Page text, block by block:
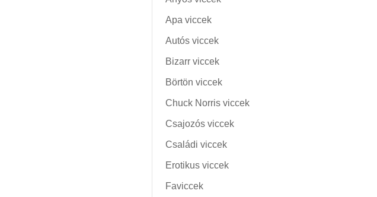
Apa viccek
Autós viccek
Bizarr viccek
Börtön viccek
Chuck Norris viccek
Csajozós viccek
Családi viccek
Erotikus viccek
Faviccek